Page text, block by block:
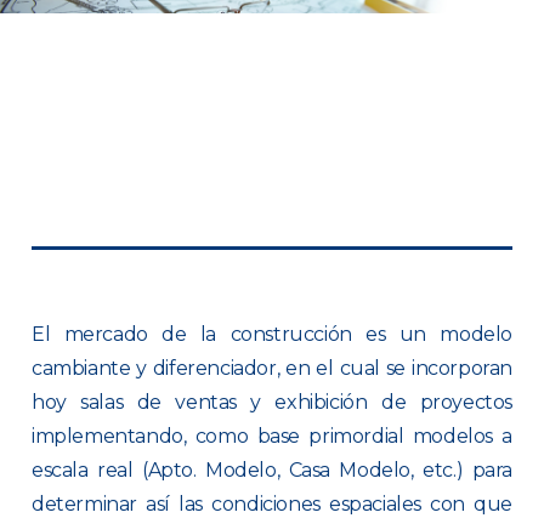
El mercado de la construcción es un modelo
cambiante y diferenciador, en el cual se incorporan
hoy salas de ventas y exhibición de proyectos
implementando, como base primordial modelos a
escala real (Apto. Modelo, Casa Modelo, etc.) para
determinar así las condiciones espaciales con que